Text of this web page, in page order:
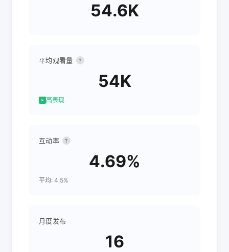
54.6K
平均观看量 ?
54K
高表现
互动率 ?
4.69%
平均: 4.5%
月度发布
16